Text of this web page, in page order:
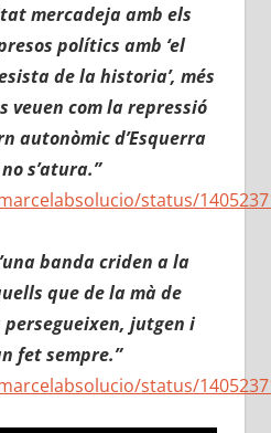
mercadeja amb els
polítics amb ‘el
de la historia’, més
veuen com la repressió
autonòmic d’Esquerra
s’atura.”
status/
banda criden a la
que de la mà de
persegueixen, jutgen i
fet sempre.”
status/